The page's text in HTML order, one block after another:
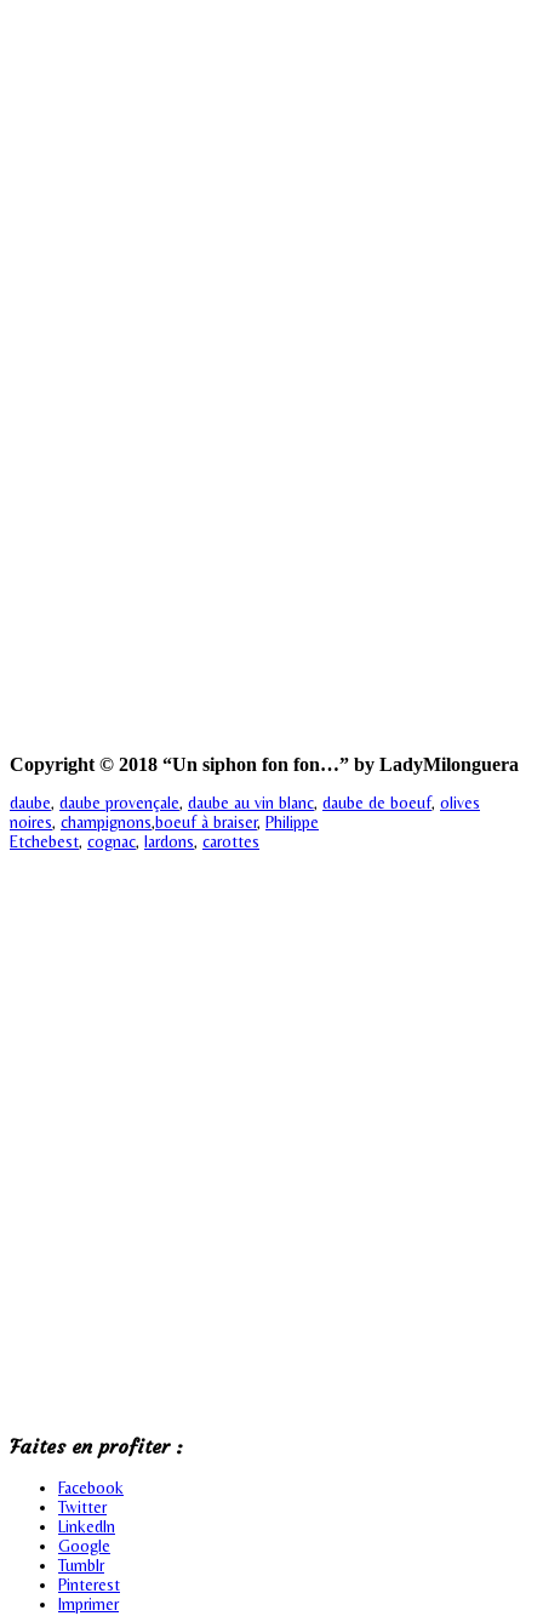
Copyright © 2018 “Un siphon fon fon…” by LadyMilonguera
daube, daube provençale, daube au vin blanc, daube de boeuf, olives
noires, champignons,boeuf à braiser, Philippe
Etchebest, cognac, lardons, carottes
Faites en profiter :
Facebook
Twitter
LinkedIn
Google
Tumblr
Pinterest
Imprimer